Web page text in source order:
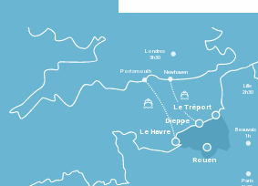
Le Havre
Dieppe
Le Tréport
Paris
Beauvais
1h
Lille
2h30
Londres
3h30
Newhaven
Portsmouth
Rouen